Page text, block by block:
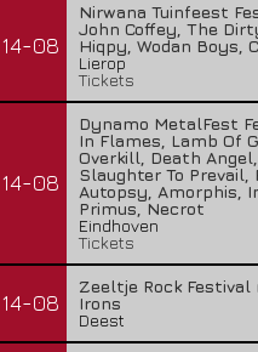
14-08
Nirwana Tuinfeest
John Coffey, The
Hiqpy, Wodan Boys,
Lierop
Tickets
14-08
Dynamo MetalFest
In Flames, Lamb Of
Overkill, Death
Slaughter To Prevail,
Autopsy, Amorphis,
Primus, Necrot
Eindhoven
Tickets
14-08
Zeeltje Rock Festival
Irons
Deest